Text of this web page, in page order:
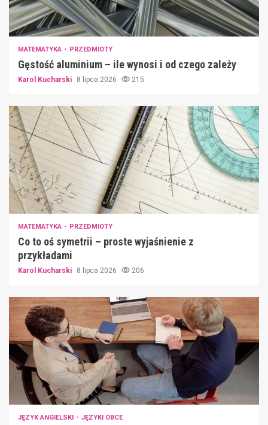
MATEMATYKA PRZEDMIOTY
Gęstość aluminium – ile wynosi i od czego zależy
Karol Kucharski 8 lipca 2026 215
MATEMATYKA PRZEDMIOTY
Co to oś symetrii – proste wyjaśnienie z
przykładami
Karol Kucharski 8 lipca 2026 206
JĘZYK ANGIELSKI JĘZYKI OBCE